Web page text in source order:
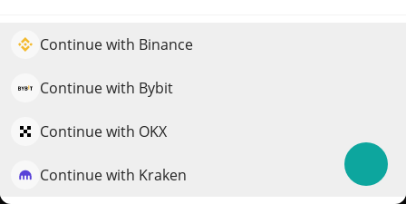
Continue with Binance
Continue with Bybit
Continue with OKX
Continue with Kraken
4646
ASS
$0.00021367
Capitalização de
Impulsione o crescimento do seu portfólio com IA
QuantPilot é uma plataforma completa de estratégias onde
estratégias e conduzem pesquisas de mercado
Experimente grátis